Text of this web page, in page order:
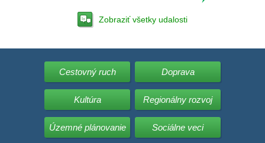
Zobraziť všetky udalosti
Cestovný ruch Doprava
Kultúra Regionálny rozvoj
Územné plánovanie Sociálne veci